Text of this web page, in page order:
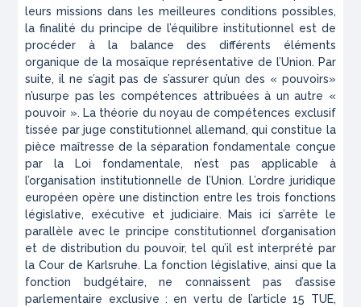
leurs missions dans les meilleures conditions possibles,
la finalité du principe de l’équilibre institutionnel est de
procéder à la balance des différents éléments
organique de la mosaïque représentative de l’Union. Par
suite, il ne s’agit pas de s’assurer qu’un des « pouvoirs»
n’usurpe pas les compétences attribuées à un autre «
pouvoir ». La théorie du noyau de compétences exclusif
tissée par juge constitutionnel allemand, qui constitue la
pièce maîtresse de la séparation fondamentale conçue
par la Loi fondamentale, n’est pas applicable à
l’organisation institutionnelle de l’Union. L’ordre juridique
européen opère une distinction entre les trois fonctions
législative, exécutive et judiciaire. Mais ici s’arrête le
parallèle avec le principe constitutionnel d’organisation
et de distribution du pouvoir, tel qu’il est interprété par
la Cour de Karlsruhe. La fonction législative, ainsi que la
fonction budgétaire, ne connaissent pas d’assise
parlementaire exclusive : en vertu de l’article 15 TUE,